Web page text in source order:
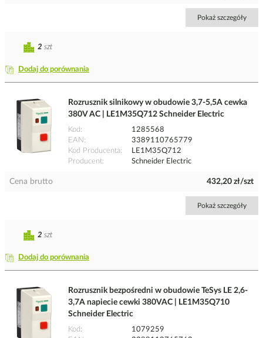
Pokaż szczegóły
Dodaj do porównania
2 szt
Rozrusznik silnikowy w obudowie 3,7-5,5A cewka
380V AC | LE1M35Q712 Schneider Electric
Kod
1285568
EAN
3389110765779
Kod Producenta
LE1M35Q712
Producent
Schneider Electric
Cena brutto 432,20 zł/szt
Pokaż szczegóły
Dodaj do porównania
2 szt
Rozrusznik bezpośredni w obudowie TeSys LE 2,6-
3,7A napiecie cewki 380VAC | LE1M35Q710
Schneider Electric
Kod
1079259